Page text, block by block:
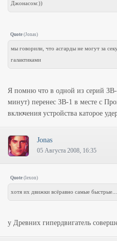
Джонасом:))
Quote (Jonas)
мы говорили, что асгарды не могут за
галактиками
Я помню что в одной из серий ЗВ-
минут) перенес ЗВ-1 в месте с
включения устройства каторое
Jonas
05 Августа 2008, 16:35
Quote (lexon)
хотя их движки всёравно самые быстрые...
у Древних гипердвигатель